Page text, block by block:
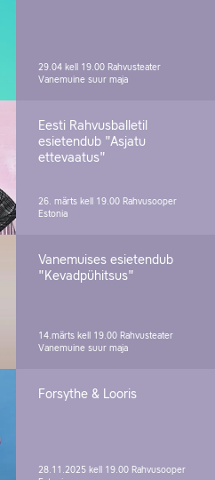
29.04 kell 19.00 Rahvusteater
Vanemuine suur maja
Eesti Rahvusballetil
esietendub "Asjatu
ettevaatus"
26. märts kell 19.00 Rahvusooper
Estonia
Vanemuises esietendub
"Kevadpühitsus"
14.märts kell 19.00 Rahvusteater
Vanemuine suur maja
Forsythe & Looris
28.11.2025 kell 19.00 Rahvusooper